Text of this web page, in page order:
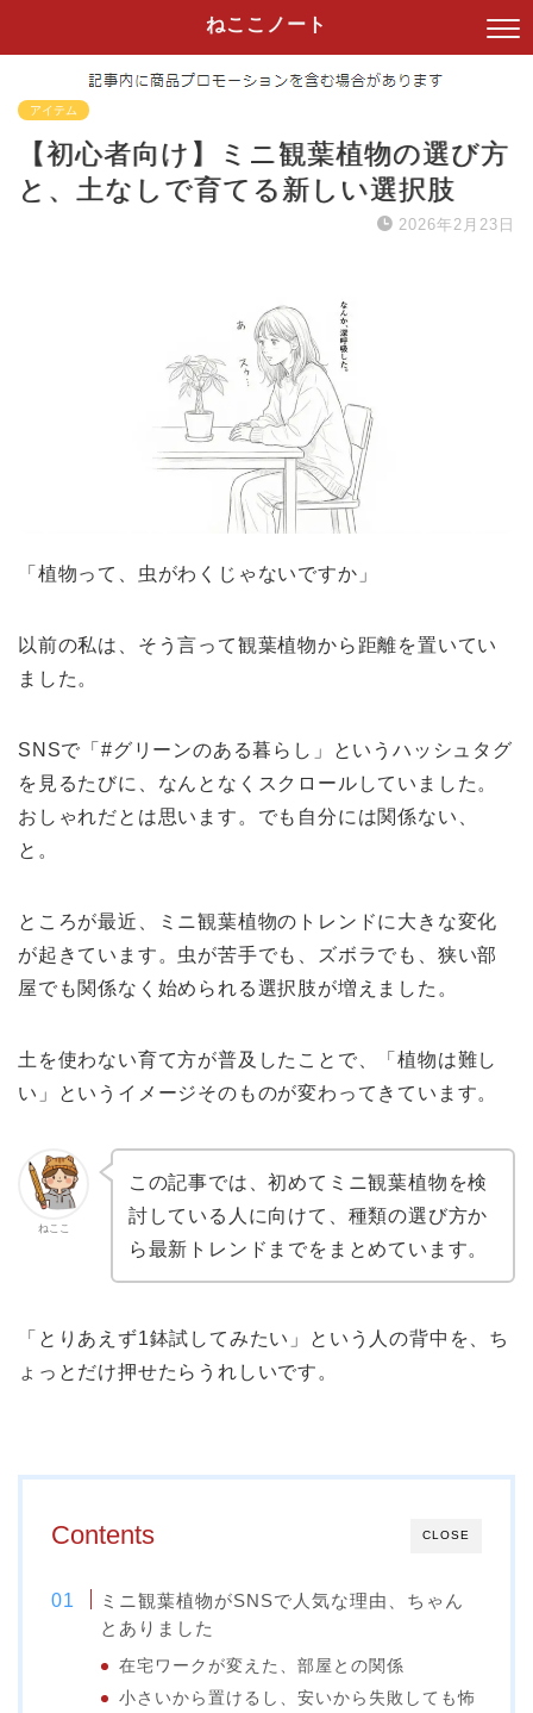
ねここノート
アイテム
【初心者向け】ミニ観葉植物の選び方
と、土なしで育てる新しい選択肢
2026年2月23日
「植物って、虫がわくじゃないですか」
以前の私は、そう言って観葉植物から距離を置いてい
ました。
SNSで「#グリーンのある暮らし」というハッシュタグ
を見るたびに、なんとなくスクロールしていました。
おしゃれだとは思います。でも自分には関係ない、
と。
ところが最近、ミニ観葉植物のトレンドに大きな変化
が起きています。虫が苦手でも、ズボラでも、狭い部
屋でも関係なく始められる選択肢が増えました。
土を使わない育て方が普及したことで、「植物は難し
い」というイメージそのものが変わってきています。
ねここ
この記事では、初めてミニ観葉植物を検
討している人に向けて、種類の選び方か
ら最新トレンドまでをまとめています。
「とりあえず1鉢試してみたい」という人の背中を、ち
ょっとだけ押せたらうれしいです。
CLOSE
Contents
ミニ観葉植物がSNSで人気な理由、ちゃん
とありました
在宅ワークが変えた、部屋との関係
小さいから置けるし、安いから失敗しても怖